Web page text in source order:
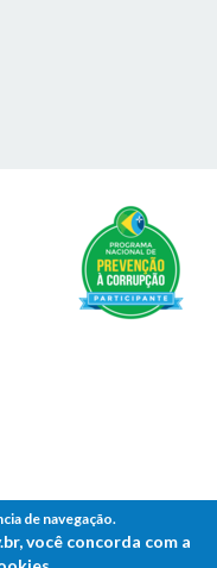
de navegação.
você concorda com a